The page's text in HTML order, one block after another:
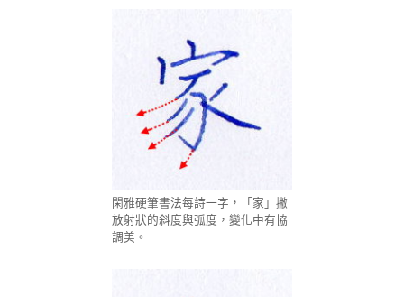
閑雅硬筆書法每詩一字，「家」撇
放射狀的斜度與弧度，變化中有協
調美。